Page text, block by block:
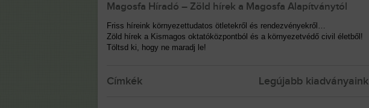
Magosfa Híradó – Zöld hírek a Magosfa Alapítványtól
Friss híreink környezettudatos ötletekről és rendezvényekről…
Zöld hírek a Kismagos oktatóközpontból és a környezetvédő civil életből!
Töltsd ki, hogy ne maradj le!
Címkék Legújabb kiadványaink